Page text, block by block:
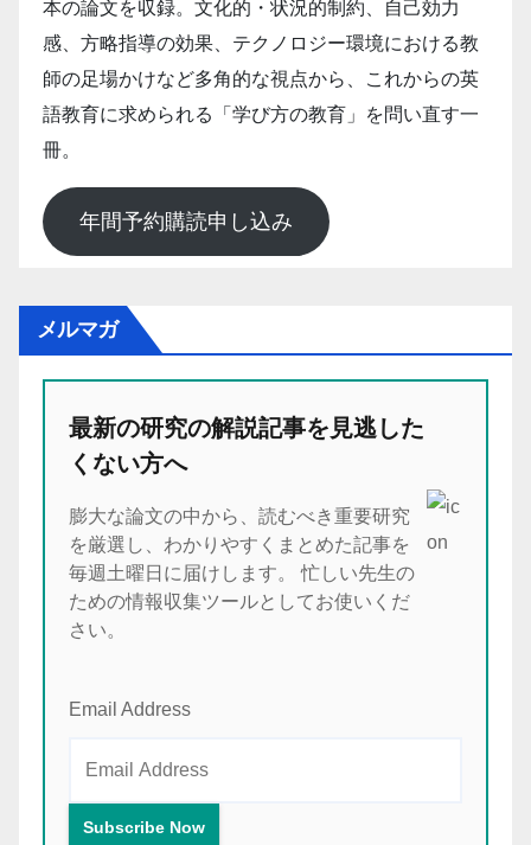
本の論文を収録。文化的・状況的制約、自己効力
感、方略指導の効果、テクノロジー環境における教
師の足場かけなど多角的な視点から、これからの英
語教育に求められる「学び方の教育」を問い直す一
冊。
年間予約購読申し込み
メルマガ
最新の研究の解説記事を見逃した
くない方へ
膨大な論文の中から、読むべき重要研究
を厳選し、わかりやすくまとめた記事を
毎週土曜日に届けします。 忙しい先生の
ための情報収集ツールとしてお使いくだ
さい。
Email Address